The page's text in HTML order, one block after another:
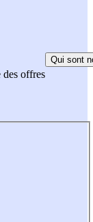
des offres
Qui sont